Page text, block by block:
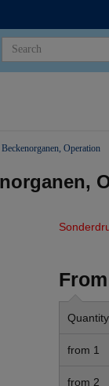
Operation
Quantity
from 1
from 2